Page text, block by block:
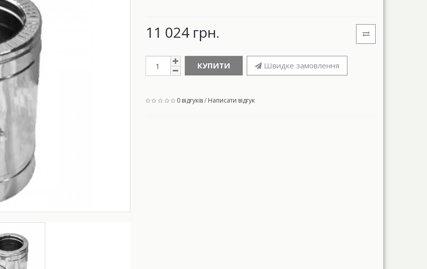
11 024 грн.
КУПИТИ Швидке замовлення
0 відгуків/ Написати відгук